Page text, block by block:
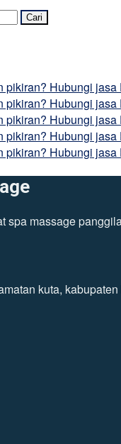
pikiran? Hubungi
pikiran? Hubungi
pikiran? Hubungi
pikiran? Hubungi
pikiran? Hubungi
spa massage
kuta,